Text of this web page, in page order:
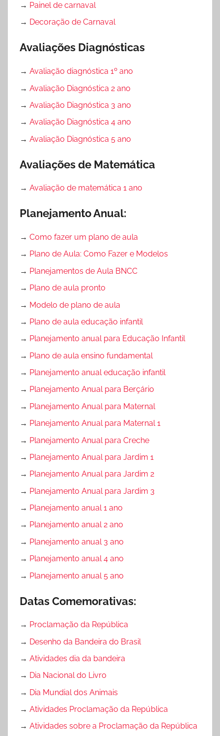
→ Painel de carnaval
→ Decoração de Carnaval
Avaliações Diagnósticas
→ Avaliação diagnóstica 1º ano
→ Avaliação Diagnóstica 2 ano
→ Avaliação Diagnóstica 3 ano
→ Avaliação Diagnóstica 4 ano
→ Avaliação Diagnóstica 5 ano
Avaliações de Matemática
→ Avaliação de matemática 1 ano
Planejamento Anual:
→ Como fazer um plano de aula
→ Plano de Aula: Como Fazer e Modelos
→ Planejamentos de Aula BNCC
→ Plano de aula pronto
→ Modelo de plano de aula
→ Plano de aula educação infantil
→ Planejamento anual para Educação Infantil
→ Plano de aula ensino fundamental
→ Planejamento anual educação infantil
→ Planejamento Anual para Berçário
→ Planejamento Anual para Maternal
→ Planejamento Anual para Maternal 1
→ Planejamento Anual para Creche
→ Planejamento Anual para Jardim 1
→ Planejamento Anual para Jardim 2
→ Planejamento Anual para Jardim 3
→ Planejamento anual 1 ano
→ Planejamento anual 2 ano
→ Planejamento anual 3 ano
→ Planejamento anual 4 ano
→ Planejamento anual 5 ano
Datas Comemorativas:
→ Proclamação da República
→ Desenho da Bandeira do Brasil
→ Atividades dia da bandeira
→ Dia Nacional do Livro
→ Dia Mundial dos Animais
→ Atividades Proclamação da República
→ Atividades sobre a Proclamação da República